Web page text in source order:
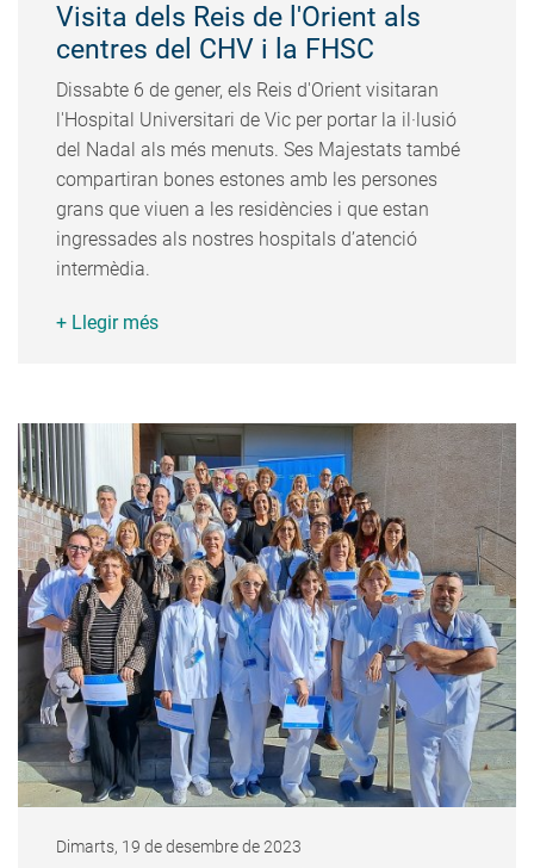
Visita dels Reis de l'Orient als
centres del CHV i la FHSC
Dissabte 6 de gener, els Reis d'Orient visitaran
l'Hospital Universitari de Vic per portar la il·lusió
del Nadal als més menuts. Ses Majestats també
compartiran bones estones amb les persones
grans que viuen a les residències i que estan
ingressades als nostres hospitals d’atenció
intermèdia.
+ Llegir més
Dimarts, 19 de desembre de 2023